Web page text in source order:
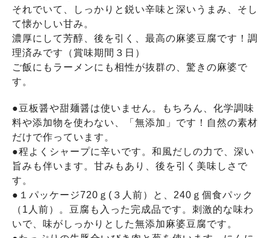
それでいて、しっかりと鋭い辛味と深いうまみ、そし
て懐かしい甘み。
濃厚にして芳醇、後を引く、最高の麻婆豆腐です！調
理済みです（賞味期間３日）
ご飯にもラーメンにも相性が抜群の、驚きの麻婆で
す。
●豆板醤や甜麺醤は使いません。もちろん、化学調味
料や添加物を使わない、「無添加」です！自然の素材
だけで作っています。
●程よくシャープに辛いです。和風だしの力で、深い
旨みも伴います。甘みもあり、後を引く美味しさで
す。
●１パッケージ720ｇ(３人前）と、240ｇ個食パック
（1人前）。豆腐も入った完成品です。刺激的な味わ
いで、味がしっかりとした無添加麻婆豆腐です。